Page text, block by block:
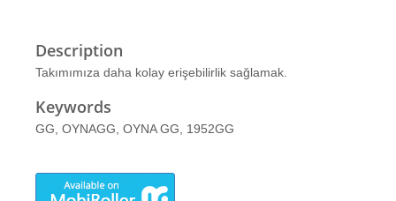
Description
Takımımıza daha kolay erişebilirlik sağlamak.
Keywords
GG, OYNAGG, OYNA GG, 1952GG